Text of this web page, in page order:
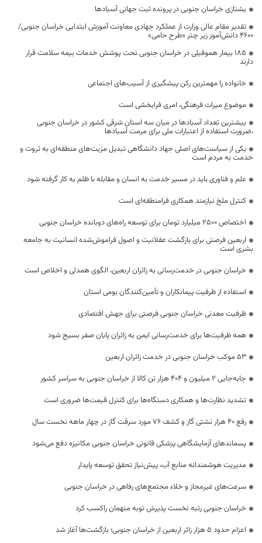
یشتازی خراسان جنوبی در پرونده ثبت جهانی آسبادها
تقدیر مقام عالی وزارت از عملکرد جهادی معاونت آموزش ابتدایی خراسان جنوبی/
۴۶۰۰ دانش‌آموز زیر چتر «طرح حامی»
۱۸۵ بیمار هموفیلی در خراسان جنوبی تحت پوشش خدمات بیمه سلامت قرار
دارند
خانواده را مهمترین رکن پیشگیری از آسیب‌های اجتماعی
موضوع میراث فرهنگی، امری فرابخشی است
بیشترین تعداد آسبادها در میان سه استان شرقی کشور در خراسان جنوبی
،ضرورت استفاده از اعتبارات ملی برای مرمت آسبادها
یکی از سیاست‌های اصلی جهاد دانشگاهی تبدیل مزیت‌های منطقه‌ای به ثروت و
خدمت به مردم است
علم و فناوری باید در مسیر خدمت به انسان و مقابله با ظلم به کار گرفته شود
کنترل ملخ نیازمند همکاری فرامنطقه‌ای است
اختصاص 2500 میلیارد تومان برای توسعه راه‌های دوبانده خراسان جنوبی
اربعین فرصتی برای بازگشت عقلانیت و اصول فراموش‌شده انسانیت به جامعه
بشری است
خراسان جنوبی در خدمت‌رسانی به زائران اربعین، الگوی همدلی و اخلاص است
استفاده از ظرفیت پیمانکاران و تأمین‌کنندگان بومی استان
ظرفیت معدنی خراسان جنوبی فرصتی برای جهش اقتصادی
همه ظرفیت‌ها برای خدمت‌رسانی ایمن به زائران پایان صفر بسیج شود
53 موکب خراسان جنوبی در خدمت زائران اربعین
جابه‌جایی 2 میلیون و 404 هزار تن کالا از خراسان جنوبی به سراسر کشور
تشدید نظارت‌ها و همکاری دستگاه‌ها برای کنترل قیمت‌ها ضروری است
رفع 40 هزار نشتی گاز و کشف 76 مورد سرقت گاز در چهار ماهه نخست سال
پسماندهای آزمایشگاهی پزشکی قانونی خراسان جنوبی مکانیزه دفع می‌شود
مدیریت هوشمندانه منابع آب، پیش‌نیاز تحقق توسعه پایدار
سرعت‌های غیرمجاز و خلاء مجتمع‌های رفاهی در خراسان جنوبی
خراسان جنوبی رتبه نخست پذیرش توبه متهمان راکسب کرد
اعزام حدود 5 هزار زائر اربعین از خراسان جنوبی؛ بازگشت‌ها آغاز شد